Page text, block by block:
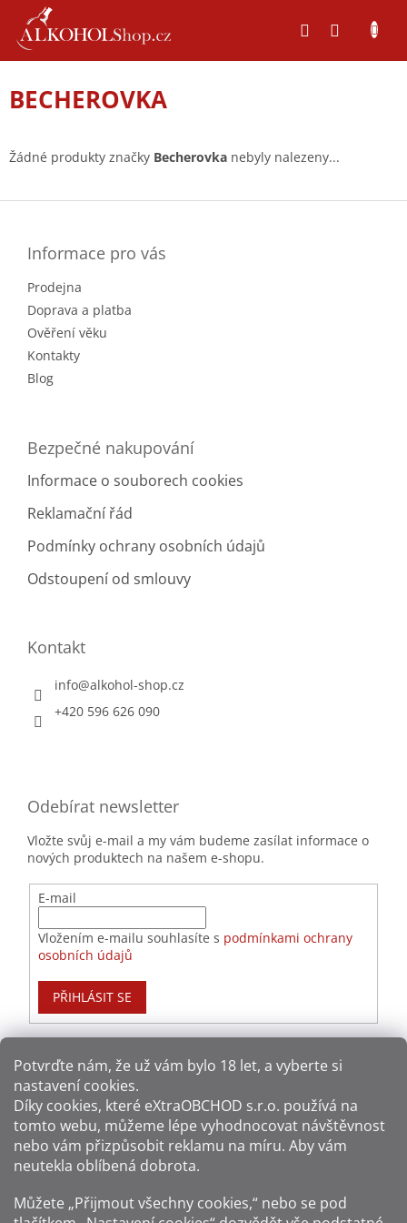
Potvrďte nám​​, že už vám bylo 18 let, a vyberte si
nastavení cookies.
Díky cookies, které eXtraOBCHOD s.r.o. používá na
tomto webu, můžeme lépe vyhodnocovat návštěvnost
nebo vám přizpůsobit reklamu na míru. Aby vám
neutekla oblíbená dobrota.
Můžete „Přijmout všechny cookies,“ nebo se pod
obsah
BECHEROVKA
Žádné produkty značky Becherovka nebyly nalezeny...
Informace pro vás
Prodejna
Doprava a platba
Ověření věku
Kontakty
Blog
Bezpečné nakupování
Informace o souborech cookies
Reklamační řád
Podmínky ochrany osobních údajů
Odstoupení od smlouvy
Kontakt
info@alkohol-shop.cz
+420 596 626 090
Odebírat newsletter
Vložte svůj e-mail a my vám budeme zasílat informace o
nových produktech na našem e-shopu.
E-mail
Vložením e-mailu souhlasíte s podmínkami ochrany
osobních údajů
PŘIHLÁSIT SE
Způsoby dopravy: